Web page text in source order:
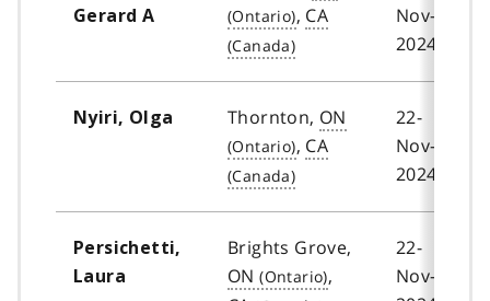
Gerard A
, CA
Nov-
2024
Nyiri, Olga Thornton, ON
, CA
22-
Nov-
2024
Persichetti,
Laura
Brights Grove,
ON
,
22-
Nov-